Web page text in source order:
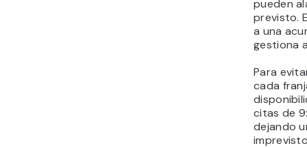
pueden
previsto.
a una
gestiona
Para
cada
citas de
dejando